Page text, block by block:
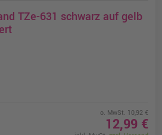
TZe-631 schwarz auf gelb
o. MwSt. 10,92 €
12,99 €